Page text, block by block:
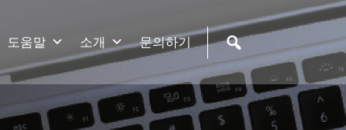
도움말 소개 문의하기